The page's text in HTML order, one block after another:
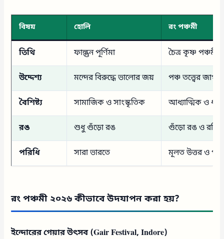
বিষয় হোলি রং পঞ্চমী
তিথি ফাল্গুন পূর্ণিমা চৈত্র কৃষ্ণ পঞ্চমী
উদ্দেশ্য মন্দের বিরুদ্ধে ভালোর জয় পঞ্চ তত্ত্বের
বৈশিষ্ট্য সামাজিক ও সাংস্কৃতিক আধ্যাত্মিক ও
রঙ শুধু গুঁড়ো রঙ গুঁড়ো রঙ ও
পরিধি সারা ভারতে মূলত উত্তর ও
রং পঞ্চমী ২০২৬ কীভাবে উদযাপন করা হয়?
ইন্দোরের গেয়ার উৎসব (Gair Festival, Indore)